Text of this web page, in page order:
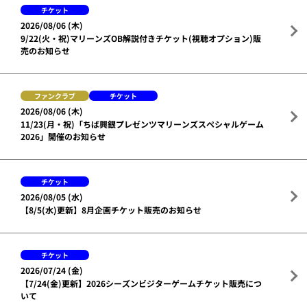
チケット
2026/08/06 (木)
9/22(火・祝)マリーンズOB解説付きチケット(視聴オプション)販
売のお知らせ
ファンクラブ チケット
2026/08/06 (木)
11/23(月・祝)「ちば興銀プレゼンツマリーンズスペシャルゲーム
2026」開催のお知らせ
チケット
2026/08/05 (水)
【8/5(水)更新】8月企画チケット販売のお知らせ
チケット
2026/07/24 (金)
【7/24(金)更新】2026シーズンビジターゲームチケット販売につ
いて